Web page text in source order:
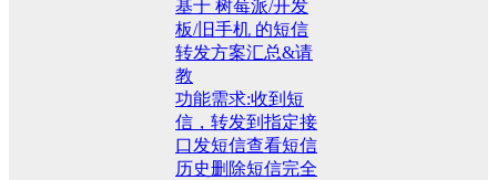
基于 树莓派/开发
板/旧手机 的短信
转发方案汇总&请
教
功能需求:收到短
信，转发到指定接
口发短信查看短信
历史删除短信完全